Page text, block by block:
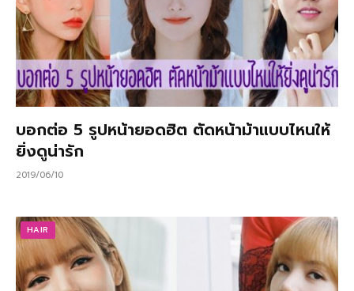
บอกต่อ 5 รูปหน้ายอดฮิต ตัดหน้าม้าแบบไหนให้
ยิ่งดูน่ารัก
2019/06/10
HAIR